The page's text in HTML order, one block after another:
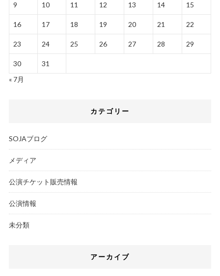
9 10 11 12 13 14 15
16 17 18 19 20 21 22
23 24 25 26 27 28 29
30
31
« 7月
カテゴリー
SOJAブログ
メディア
公演チケット販売情報
公演情報
未分類
アーカイブ